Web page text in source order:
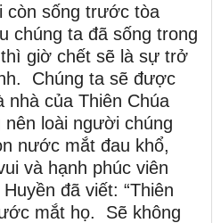
còn sống trước tòa
chúng ta đã sống trong
giờ chết sẽ là sự trở
Chúng ta sẽ được
nhà của Thiên Chúa
loài người chúng
nước mắt đau khổ,
và hạnh phúc viên
đã viết: “Thiên
mắt họ. Sẽ không